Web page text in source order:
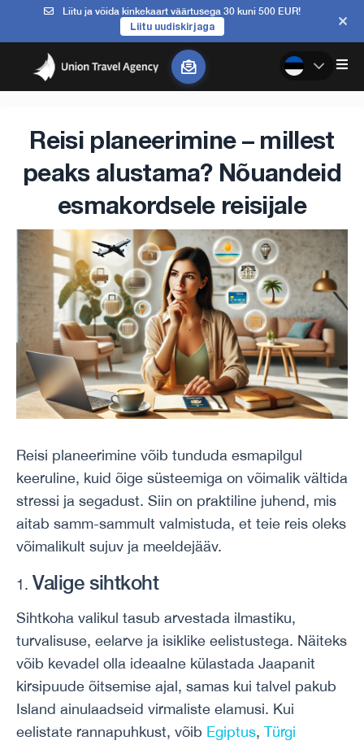
Liitu ja võida kinkekaart väärtusega 30 kuni 500 EUR!
Liitu uudiskirjaga
Reisi planeerimine – millest
peaks alustama? Nõuandeid
esmakordsele reisijale
Reisi planeerimine võib tunduda esmapilgul
keeruline, kuid õige süsteemiga on võimalik vältida
stressi ja segadust. Siin on praktiline juhend, mis
aitab samm-sammult valmistuda, et teie reis oleks
võimalikult sujuv ja meeldejääv.
Valige sihtkoht
Sihtkoha valikul tasub arvestada ilmastiku,
turvalisuse, eelarve ja isiklike eelistustega. Näiteks
võib kevadel olla ideaalne külastada Jaapanit
kirsipuude õitsemise ajal, samas kui talvel pakub
Island ainulaadseid virmaliste elamusi. Kui
eelistate rannapuhkust, võib Egiptus, Türgi